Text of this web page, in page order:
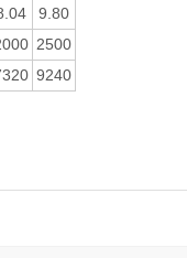
9.80
2500
9240